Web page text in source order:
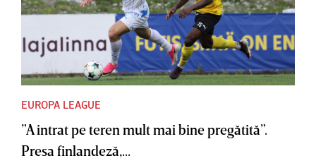
EUROPA LEAGUE
”A intrat pe teren mult mai bine pregătită”.
Presa finlandeză,...